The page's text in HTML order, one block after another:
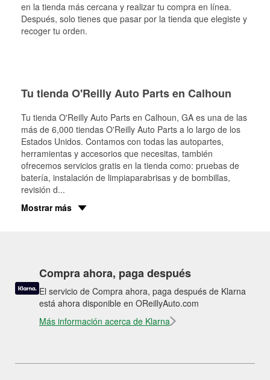
en la tienda más cercana y realizar tu compra en línea.
Después, solo tienes que pasar por la tienda que elegiste y
recoger tu orden.
Tu tienda O'Reilly Auto Parts en Calhoun
Tu tienda O'Reilly Auto Parts en Calhoun, GA es una de las
más de 6,000 tiendas O'Reilly Auto Parts a lo largo de los
Estados Unidos. Contamos con todas las autopartes,
herramientas y accesorios que necesitas, también
ofrecemos servicios gratis en la tienda como: pruebas de
batería, instalación de limpiaparabrisas y de bombillas,
revisión d...
Mostrar más
Compra ahora, paga después
El servicio de Compra ahora, paga después de Klarna
está ahora disponible en OReillyAuto.com
Más información acerca de Klarna